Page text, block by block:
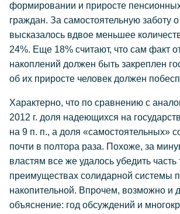
формировании и приросте
граждан. За самостоятельную заботу
высказалось вдвое меньшее
24%. Еще 18% считают, что сам факт
накоплений должен быть закреплен
об их приросте человек должен
Характерно, что по сравнению с
2012 г. доля надеющихся на
на 9 п. п., а доля «самостоятельных»
почти в полтора раза. Похоже, за
властям все же удалось убедить
преимуществах солидарной системы
накопительной. Впрочем, возможно и
объяснение: год обсуждений и